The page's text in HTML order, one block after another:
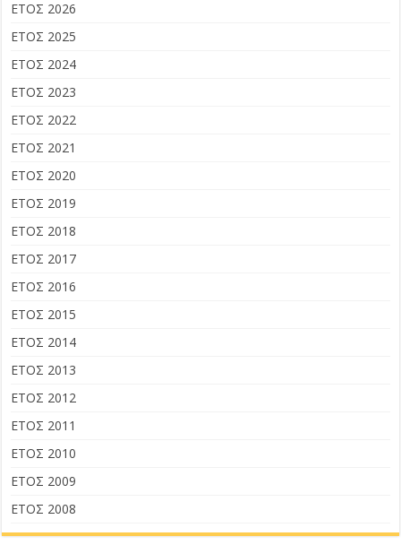
ΕΤΟΣ 2026
ΕΤΟΣ 2025
ΕΤΟΣ 2024
ΕΤΟΣ 2023
ΕΤΟΣ 2022
ΕΤΟΣ 2021
ΕΤΟΣ 2020
ΕΤΟΣ 2019
ΕΤΟΣ 2018
ΕΤΟΣ 2017
ΕΤΟΣ 2016
ΕΤΟΣ 2015
ΕΤΟΣ 2014
ΕΤΟΣ 2013
ΕΤΟΣ 2012
ΕΤΟΣ 2011
ΕΤΟΣ 2010
ΕΤΟΣ 2009
ΕΤΟΣ 2008